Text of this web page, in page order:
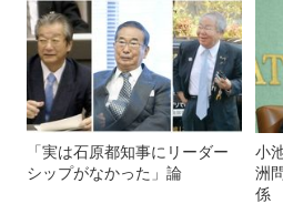
「実は石原都知事にリーダー
シップがなかった」論
小
洲
係